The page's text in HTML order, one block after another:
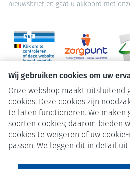
Wij gebruiken cookies om uw
Onze webshop maakt uitsluitend
cookies. Deze cookies zijn
te laten functioneren. We maken
soorten cookies; daarom bieden
cookies te weigeren of uw
passen. We leggen dit in detail uit
nieuwsbrief en gaat u akkoord met
Juridische links